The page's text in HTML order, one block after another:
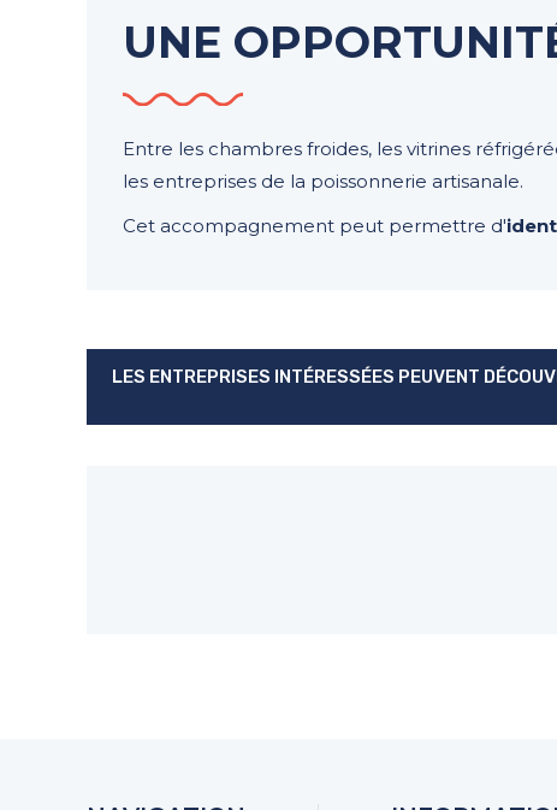
UNE
Entre les chambres froides, les vitrines
les entreprises de la poissonnerie artisanale.
Cet accompagnement peut permettre d'
LES ENTREPRISES INTÉRESSÉES PEUVENT